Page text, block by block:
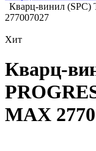
Кварц-винил (SPC)
277007027
Хит
Кварц-
MAX